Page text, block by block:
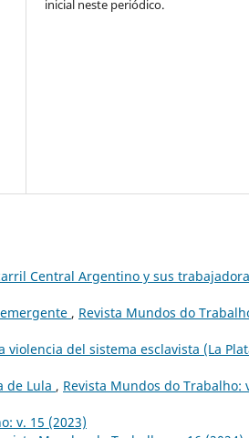
inicial neste periódico.
Central Argentino y sus
, Revista Mundos do
del sistema esclavista (La
de Lula , Revista Mundos do Trabalho:
v. 15 (2023)